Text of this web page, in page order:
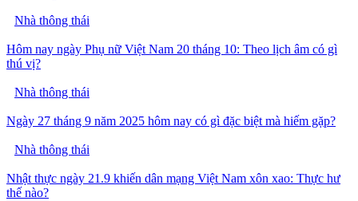
Nhà thông thái
Hôm nay ngày Phụ nữ Việt Nam 20 tháng 10: Theo lịch âm có gì
thú vị?
Nhà thông thái
Ngày 27 tháng 9 năm 2025 hôm nay có gì đặc biệt mà hiếm gặp?
Nhà thông thái
Nhật thực ngày 21.9 khiến dân mạng Việt Nam xôn xao: Thực hư
thế nào?